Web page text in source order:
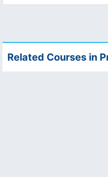
Related Courses in